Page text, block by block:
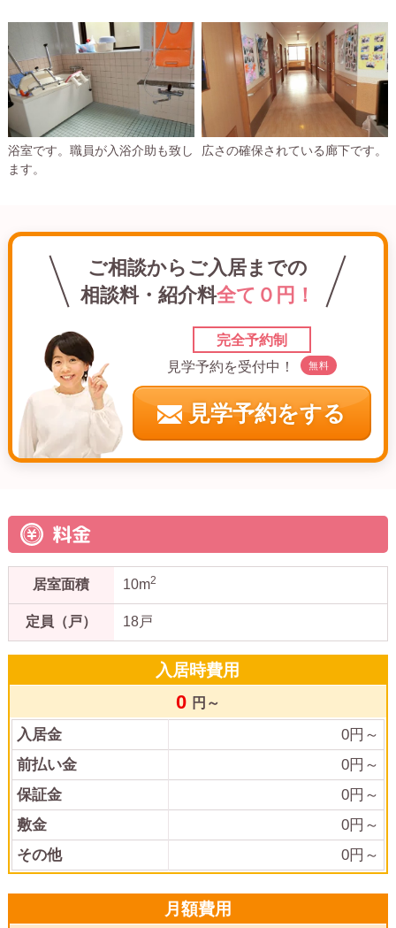
浴室です。職員が入浴介助も致し
ます。
広さの確保されている廊下です。
ご相談からご入居までの
相談料・紹介料全て０円！
完全予約制
見学予約を受付中！
無料
見学予約をする
料金
居室面積 10m2
定員（戸） 18戸
入居時費用
0 円～
入居金 0円～
前払い金
0円～
保証金
0円～
敷金
0円～
その他
0円～
月額費用